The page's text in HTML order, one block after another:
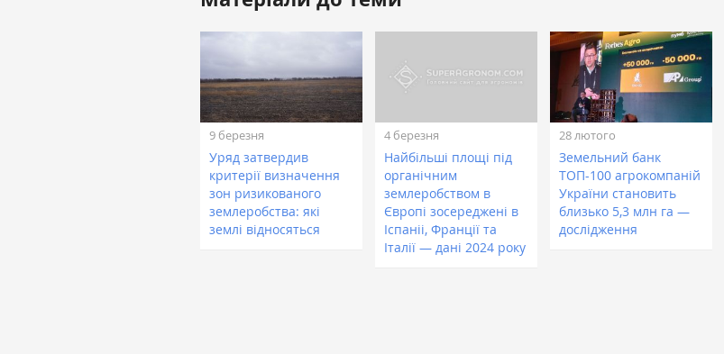
9 березня
Уряд затвердив
критерії визначення
зон ризикованого
землеробства: які
землі відносяться
4 березня
Найбільші площі під
органічним
землеробством в
Європі зосереджені в
Іспаніі, Франції та
Італії — дані 2024 року
28 лютого
Земельний банк
ТОП-100 агрокомпаній
України становить
близько 5,3 млн га —
дослідження